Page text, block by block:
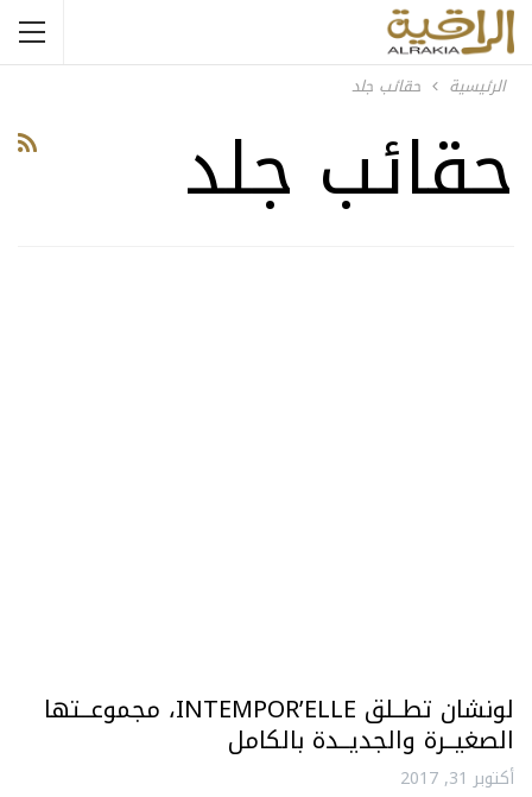
الرئيسية حقائب جلد
حقائب جلد
لونشان تطــلق INTEMPOR’ELLE، مجموعــتها
الصغيــرة والجديــدة بالكامل
أكتوبر 31, 2017